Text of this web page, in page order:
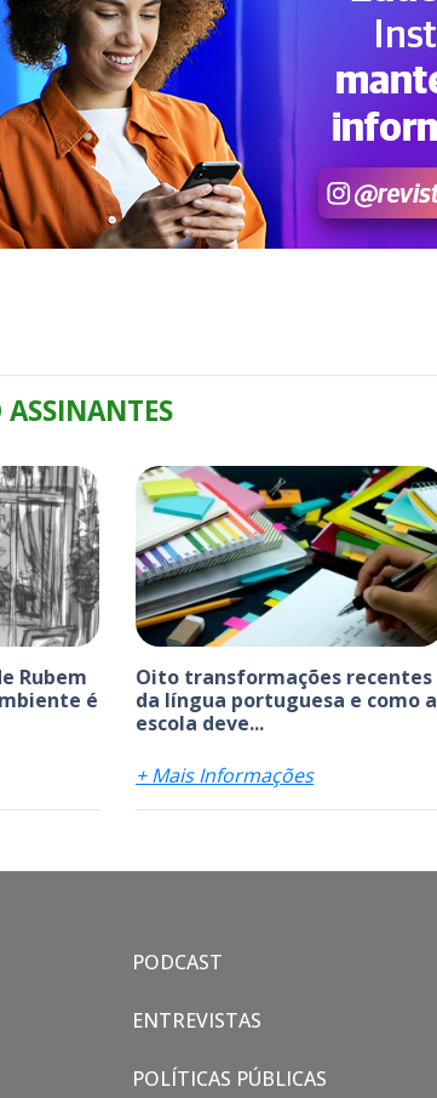
Rubem
é
Oito transformações recentes
da língua portuguesa e como a
escola deve...
+ Mais Informações
PODCAST
ENTREVISTAS
POLÍTICAS PÚBLICAS